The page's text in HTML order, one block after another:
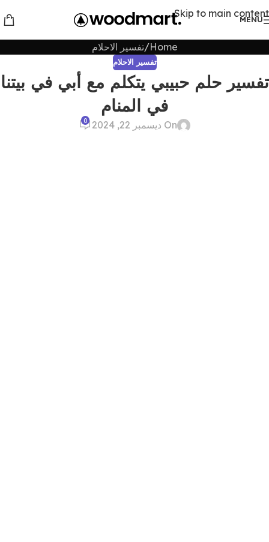
Skip to main content
MENU
Home تفسير الاحلام
تفسير الاحلام
تفسير حلم حبيبي يتكلم مع أبي في بيتنا
في المنام
On ديسمبر 22, 2024 0